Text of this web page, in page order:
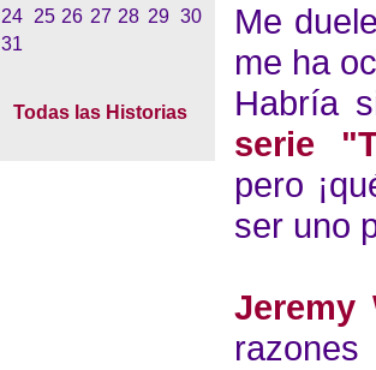
24
25 26 27 28 29 30
31
Todas las Historias
Me
me ha
Habría
serie
pero
ser uno
Jeremy